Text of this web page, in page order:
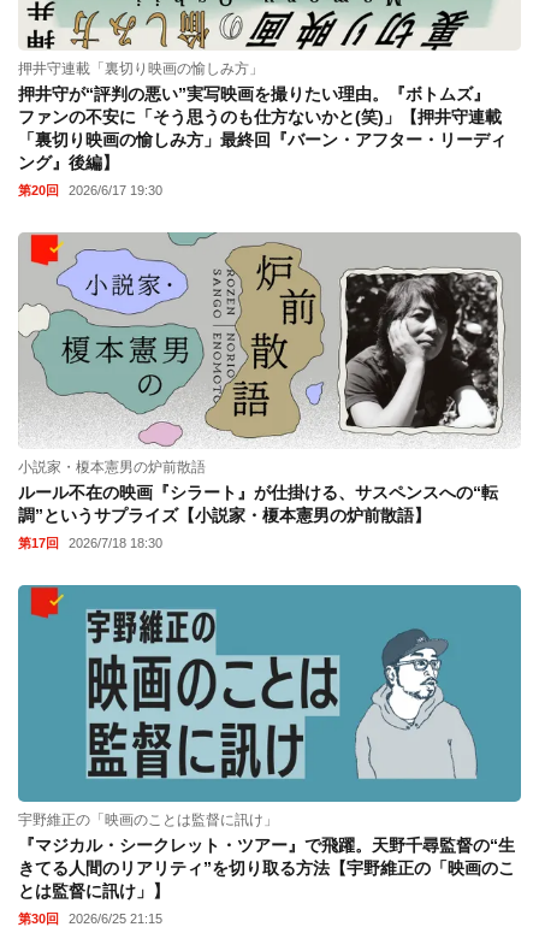
押井守連載「裏切り映画の愉しみ方」
押井守が“評判の悪い”実写映画を撮りたい理由。『ボトムズ』
ファンの不安に「そう思うのも仕方ないかと(笑)」【押井守連載
「裏切り映画の愉しみ方」最終回『バーン・アフター・リーディ
ング』後編】
第20回 2026/6/17 19:30
小説家・榎本憲男の炉前散語
ルール不在の映画『シラート』が仕掛ける、サスペンスへの“転
調”というサプライズ【小説家・榎本憲男の炉前散語】
第17回 2026/7/18 18:30
宇野維正の「映画のことは監督に訊け」
『マジカル・シークレット・ツアー』で飛躍。天野千尋監督の“生
きてる人間のリアリティ”を切り取る方法【宇野維正の「映画のこ
とは監督に訊け」】
第30回 2026/6/25 21:15